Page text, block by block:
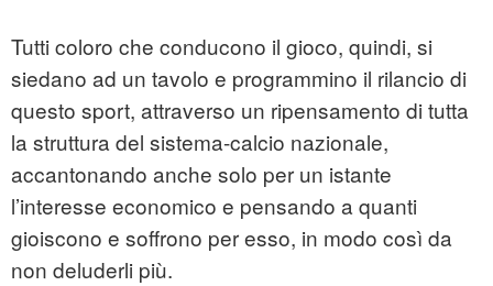
Tutti coloro che conducono il gioco, quindi, si
siedano ad un tavolo e programmino il rilancio di
questo sport, attraverso un ripensamento di tutta
la struttura del sistema-calcio nazionale,
accantonando anche solo per un istante
l’interesse economico e pensando a quanti
gioiscono e soffrono per esso, in modo così da
non deluderli più.